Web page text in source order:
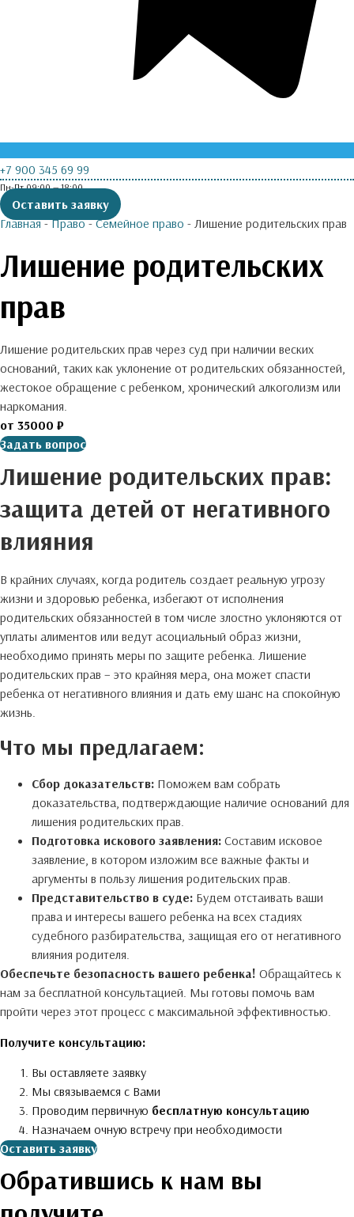
+7 900 345 69 99
Пн-Пт 09:00 — 18:00
Оставить заявку
Главная-Право-Семейное право - Лишение родительских прав
Лишение родительских
прав
Лишение родительских прав через суд при наличии веских
оснований, таких как уклонение от родительских обязанностей,
жестокое обращение с ребенком, хронический алкоголизм или
наркомания.
от 35000 ₽
Задать вопрос
Лишение родительских прав:
защита детей от негативного
влияния
В крайних случаях, когда родитель создает реальную угрозу
жизни и здоровью ребенка, избегают от исполнения
родительских обязанностей в том числе злостно уклоняются от
уплаты алиментов или ведут асоциальный образ жизни,
необходимо принять меры по защите ребенка. Лишение
родительских прав – это крайняя мера, она может спасти
ребенка от негативного влияния и дать ему шанс на спокойную
жизнь.
Что мы предлагаем:
Сбор доказательств: Поможем вам собрать
доказательства, подтверждающие наличие оснований для
лишения родительских прав.
Подготовка искового заявления: Составим исковое
заявление, в котором изложим все важные факты и
аргументы в пользу лишения родительских прав.
Представительство в суде: Будем отстаивать ваши
права и интересы вашего ребенка на всех стадиях
судебного разбирательства, защищая его от негативного
влияния родителя.
Обеспечьте безопасность вашего ребенка! Обращайтесь к
нам за бесплатной консультацией. Мы готовы помочь вам
пройти через этот процесс с максимальной эффективностью.
Получите консультацию:
Вы оставляете заявку
Мы связываемся с Вами
Проводим первичную бесплатную консультацию
Назначаем очную встречу при необходимости
Оставить заявку
Обратившись к нам вы